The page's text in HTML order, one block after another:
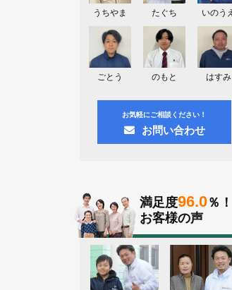
頂きました。ありがとう御座います
群馬県高崎市E様よりお問い合わせ頂
きました。ありがとう御座います！
2026.08.02
東京都練馬区K様よりお問い合わせ頂
うちやま たぐち いのうえ
ごとう のもと はすみ
お気軽にご相談ください！
お問い合わせ
満足度96.0％！
お客様の声